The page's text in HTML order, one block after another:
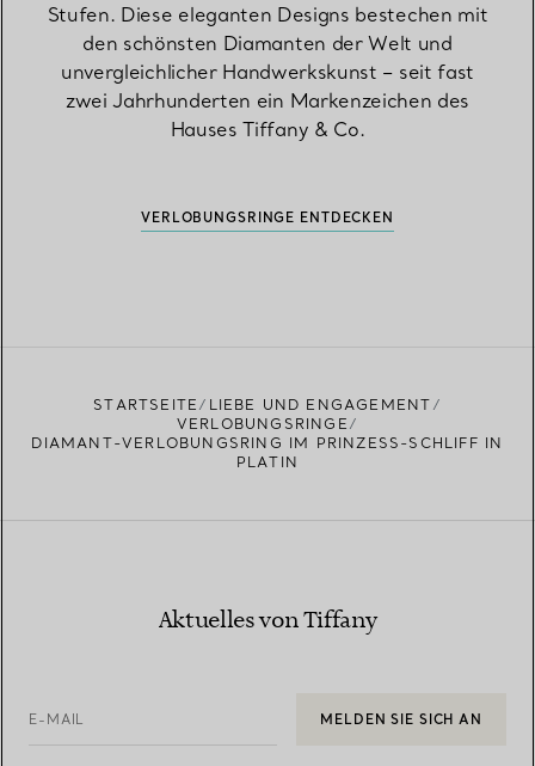
Stufen. Diese eleganten Designs bestechen mit
den schönsten Diamanten der Welt und
unvergleichlicher Handwerkskunst – seit fast
zwei Jahrhunderten ein Markenzeichen des
Hauses Tiffany & Co.
VERLOBUNGSRINGE ENTDECKEN
STARTSEITE
LIEBE UND ENGAGEMENT
VERLOBUNGSRINGE
DIAMANT-VERLOBUNGSRING IM PRINZESS-SCHLIFF IN
PLATIN
Aktuelles von Tiffany
E-MAIL MELDEN SIE SICH AN